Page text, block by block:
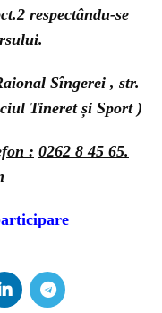
respectându-se
Sîngerei , str.
Tineret și Sport )
: 0262 8 45 65.